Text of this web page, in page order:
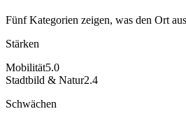
Fünf Kategorien zeigen, was den Ort
Stärken
Mobilität5.0
Stadtbild & Natur2.4
Schwächen